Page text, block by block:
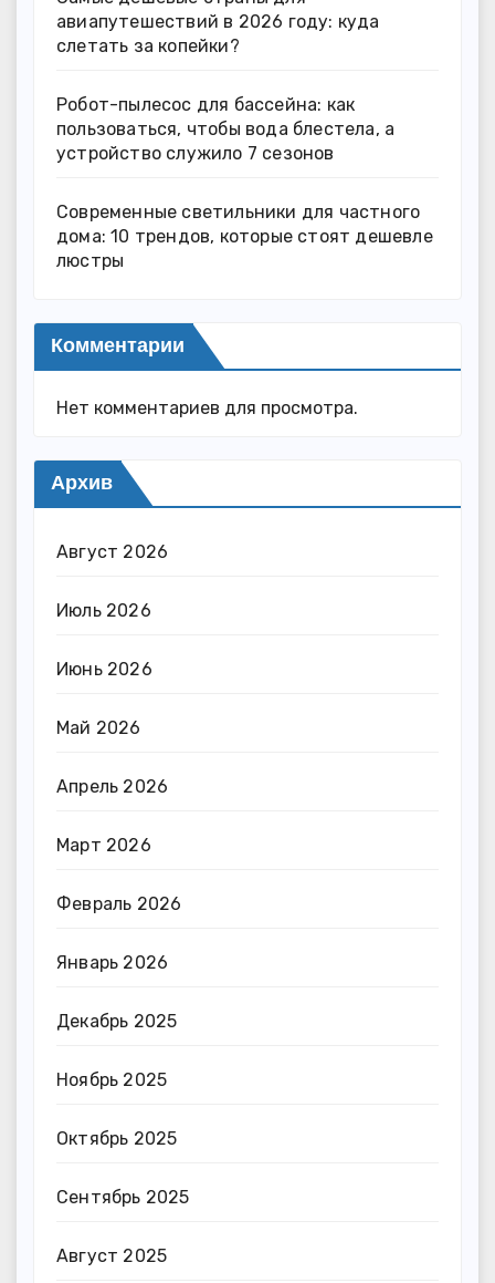
авиапутешествий в 2026 году: куда
слетать за копейки?
Робот-пылесос для бассейна: как
пользоваться, чтобы вода блестела, а
устройство служило 7 сезонов
Современные светильники для частного
дома: 10 трендов, которые стоят дешевле
люстры
Комментарии
Нет комментариев для просмотра.
Архив
Август 2026
Июль 2026
Июнь 2026
Май 2026
Апрель 2026
Март 2026
Февраль 2026
Январь 2026
Декабрь 2025
Ноябрь 2025
Октябрь 2025
Сентябрь 2025
Август 2025